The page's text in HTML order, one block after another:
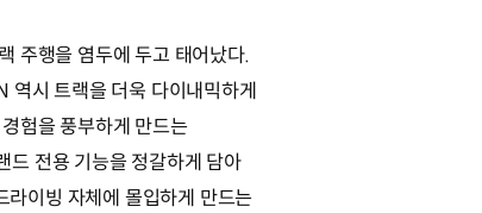
주행을 염두에 두고 태어났다.
역시 트랙을 더욱 다이내믹하게
험을 풍부하게 만드는
드 전용 기능을 정갈하게 담아
라이빙 자체에 몰입하게 만드는